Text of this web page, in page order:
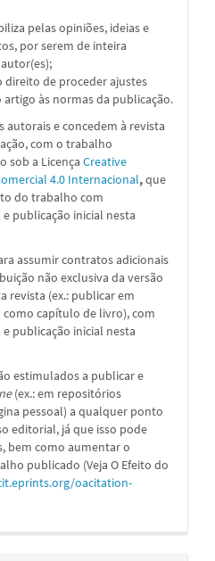
pelas opiniões, ideias e
por serem de inteira
direito de proceder ajustes
às normas da publicação.
e concedem à revista
com o trabalho
sob a Licença Creative
4.0 Internacional,que
do trabalho com
publicação inicial nesta
assumir contratos adicionais
não exclusiva da versão
revista (ex.: publicar em
capítulo de livro), com
publicação inicial nesta
estimulados a publicar e
(ex.: em repositórios
pessoal) a qualquer ponto
editorial, já que isso pode
bem como aumentar o
publicado (Veja O Efeito do
oacitation-